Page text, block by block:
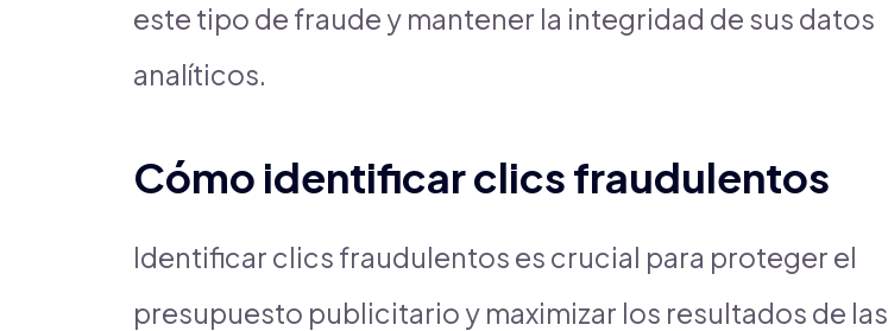
este tipo de fraude y mantener la integridad de sus datos
analíticos.
Cómo identificar clics fraudulentos
Identificar clics fraudulentos es crucial para proteger el
presupuesto publicitario y maximizar los resultados de las